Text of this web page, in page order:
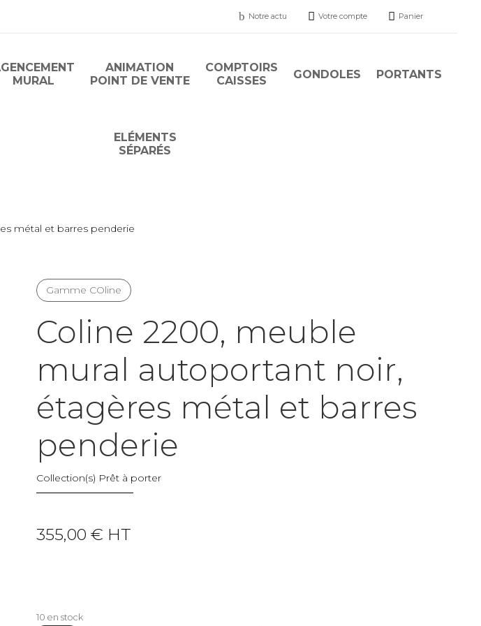
b Notre actu  Votre compte  Panier
MURAL
ANIMATION
POINT DE VENTE
COMPTOIRS
CAISSES
GONDOLES PORTANTS
ELÉMENTS
SÉPARÉS
métal et barres penderie
Gamme COline
Coline 2200, meuble
mural autoportant noir,
étagères métal et barres
penderie
Collection(s) Prêt à porter
355,00€ HT
10 en stock